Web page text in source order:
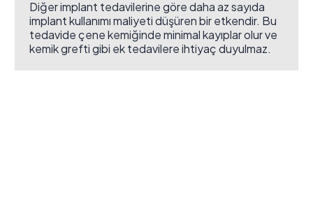
Diğer implant tedavilerine göre daha az sayıda
implant kullanımı maliyeti düşüren bir etkendir. Bu
tedavide çene kemiğinde minimal kayıplar olur ve
kemik grefti gibi ek tedavilere ihtiyaç duyulmaz.